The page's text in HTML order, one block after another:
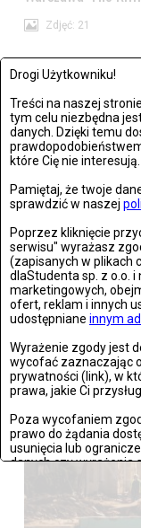
Drogi Użytkowniku!
Treści na naszej
tym celu niezbędna
danych. Dzięki temu
które Cię nie interesują.
Pamiętaj, że twoje
sprawdzić w naszej
Poprzez kliknięcie
serwisu" wyrażasz
(zapisanych w plikach
dlaStudenta sp. z o.o.
marketingowych,
ofert, reklam i innych
udostępniane innym
Wyrażenie zgody jest
wycofać zaznaczając
prywatności (link), w
prawa, jakie Ci
Poza wycofaniem
prawo do żądania
usunięcia lub
danych czy wyrażenia
Jeżeli nie chcesz
ustawień
Zdjęć: 21
Wrocław: Romeo i
Teatrze Capitol